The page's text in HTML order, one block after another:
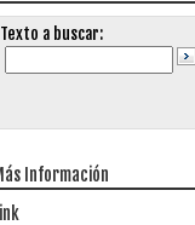
Texto a buscar:
Información